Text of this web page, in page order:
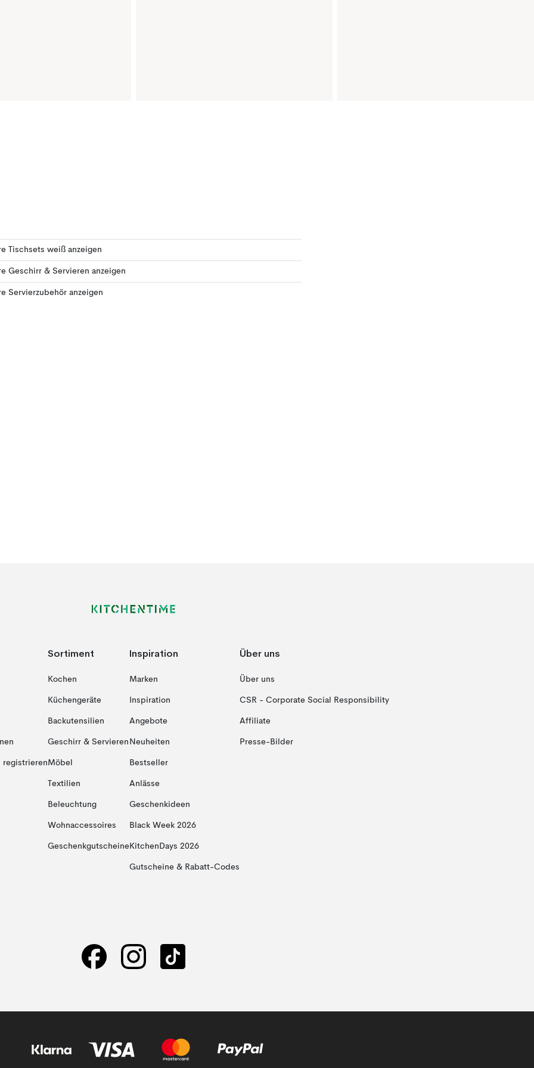
Tischsets weiß anzeigen
Geschirr & Servieren anzeigen
Servierzubehör anzeigen
registrieren
Sortiment
Kochen
Küchengeräte
Backutensilien
Geschirr & Servieren
Möbel
Textilien
Beleuchtung
Wohnaccessoires
Geschenkgutscheine
Inspiration
Marken
Inspiration
Angebote
Neuheiten
Bestseller
Anlässe
Geschenkideen
Black Week 2026
KitchenDays 2026
Gutscheine & Rabatt-Codes
Über uns
Über uns
CSR - Corporate Social Responsibility
Affiliate
Presse-Bilder